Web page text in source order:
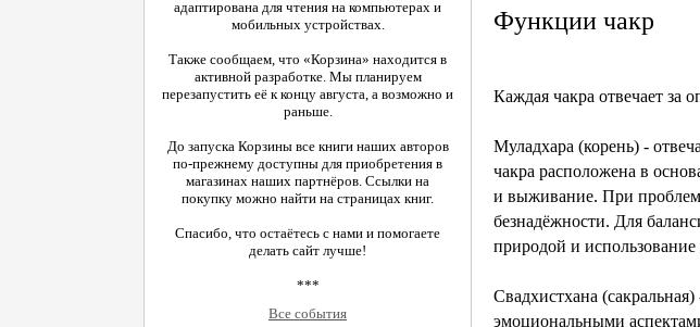
адаптирована для чтения на компьютерах и
мобильных устройствах.
Также сообщаем, что «Корзина» находится в
активной разработке. Мы планируем
перезапустить её к концу августа, а возможно и
раньше.
До запуска Корзины все книги наших авторов
по-прежнему доступны для приобретения в
магазинах наших партнёров. Ссылки на
покупку можно найти на страницах книг.
Спасибо, что остаётесь с нами и помогаете
делать сайт лучше!
***
Все события
Функции чакр
Каждая чакра отвечает за
Муладхара (корень) -
чакра расположена в
и выживание. При
безнадёжности. Для
природой и использование
Свадхистхана
эмоциональными